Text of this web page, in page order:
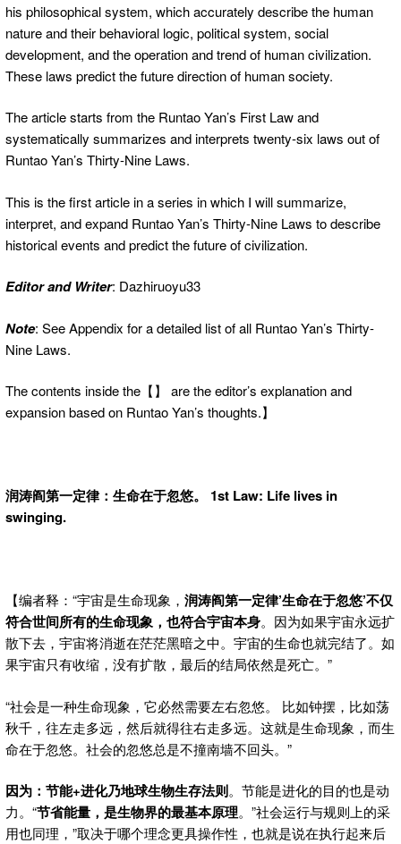
his philosophical system, which accurately describe the human
nature and their behavioral logic, political system, social
development, and the operation and trend of human civilization.
These laws predict the future direction of human society.
The article starts from the Runtao Yan’s First Law and
systematically summarizes and interprets twenty-six laws out of
Runtao Yan’s Thirty-Nine Laws.
This is the first article in a series in which I will summarize,
interpret, and expand Runtao Yan’s Thirty-Nine Laws to describe
historical events and predict the future of civilization.
Editor and Writer: Dazhiruoyu33
Note: See Appendix for a detailed list of all Runtao Yan’s Thirty-
Nine Laws.
The contents inside the【】 are the editor’s explanation and
expansion based on Runtao Yan’s thoughts.】
润涛阎第一定律：生命在于忽悠。 1st Law: Life lives in
swinging.
【编者释：“宇宙是生命现象， 润涛阎第一定律’生命在于忽悠’不仅
符合世间所有的生命现象，也符合宇宙本身。因为如果宇宙永远扩
散下去，宇宙将消逝在茫茫黑暗之中。宇宙的生命也就完结了。如
果宇宙只有收缩，没有扩散，最后的结局依然是死亡。”
“社会是一种生命现象，它必然需要左右忽悠。 比如钟摆，比如荡
秋千，往左走多远，然后就得往右走多远。这就是生命现象，而生
命在于忽悠。社会的忽悠总是不撞南墙不回头。”
因为：节能+进化乃地球生物生存法则。节能是进化的目的也是动
力。“节省能量，是生物界的最基本原理。”社会运行与规则上的采
用也同理，”取决于哪个理念更具操作性，也就是说在执行起来后